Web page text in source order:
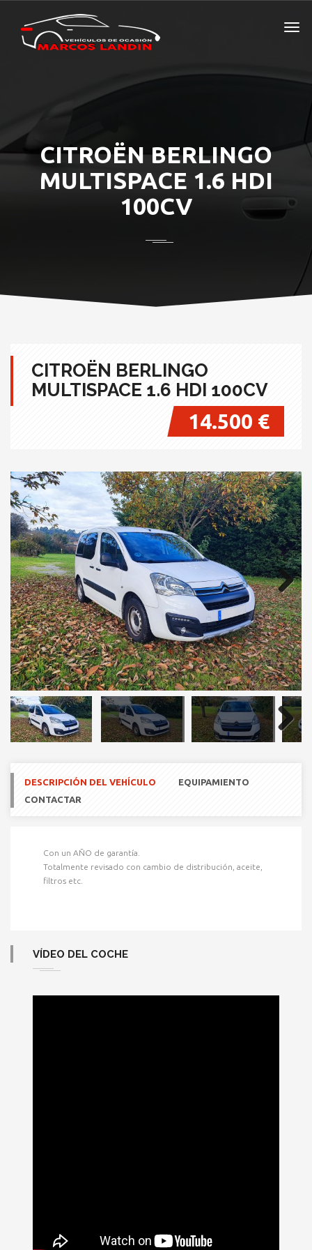
CITROËN BERLINGO
MULTISPACE 1.6 HDI
100CV
CITROËN BERLINGO
MULTISPACE 1.6 HDI 100CV
14.500 €
Next
Next
DESCRIPCIÓN DEL VEHÍCULO
EQUIPAMIENTO
CONTACTAR
Con un AÑO de garantía.
Totalmente revisado con cambio de distribución, aceite,
filtros etc.
VÍDEO DEL COCHE